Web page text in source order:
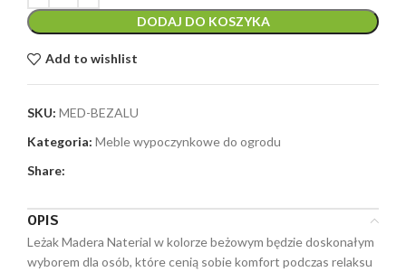
DODAJ DO KOSZYKA
Add to wishlist
SKU: MED-BEZALU
Kategoria: Meble wypoczynkowe do ogrodu
Share:
OPIS
Leżak Madera Naterial w kolorze beżowym będzie doskonałym
wyborem dla osób, które cenią sobie komfort podczas relaksu